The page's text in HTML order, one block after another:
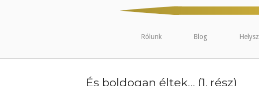
Rólunk Blog
És boldogan éltek… (1. rész)